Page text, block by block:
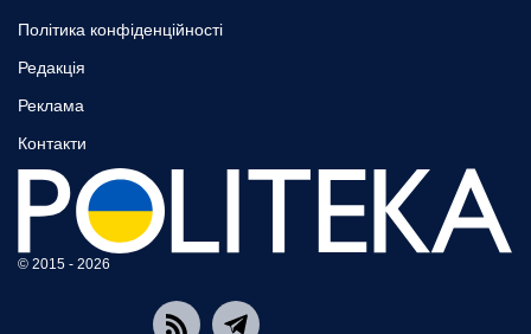
Політика конфіденційності
Редакція
Реклама
Контакти
© 2015 - 2026